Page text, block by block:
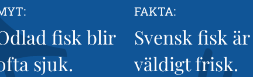
fisk blir
sjuk.
FAKTA:
Svensk fisk är
väldigt frisk.